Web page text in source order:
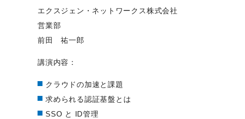
エクスジェン・ネットワークス株式会社
営業部
前田 祐一郎
講演内容：
クラウドの加速と課題
求められる認証基盤とは
SSO と ID管理